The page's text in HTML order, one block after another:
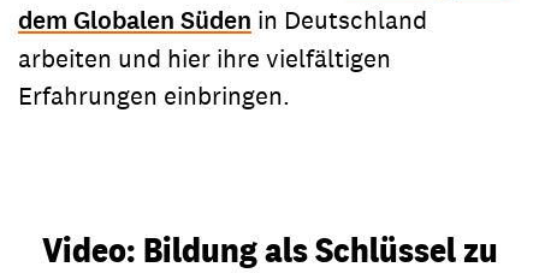
dem Globalen Süden in Deutschland
arbeiten und hier ihre vielfältigen
Erfahrungen einbringen.
Video: Bildung als Schlüssel zu